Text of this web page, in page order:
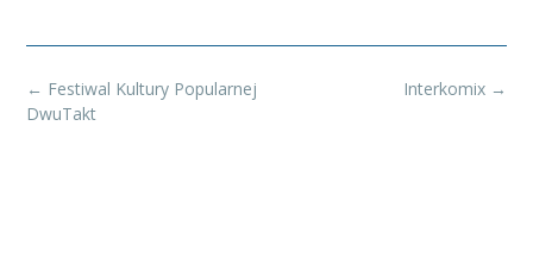
Post
navigation
Interkomix →
← Festiwal Kultury Popularnej
DwuTakt